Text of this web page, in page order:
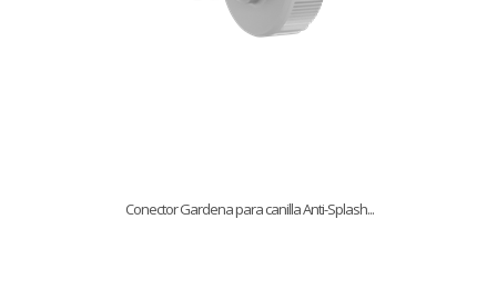
Conector Gardena para canilla Anti-Splash...